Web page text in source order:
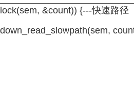
&count)) {---快速路径